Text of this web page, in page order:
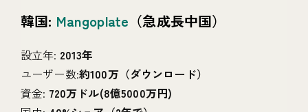
韓国: Mangoplate （急成長中国）
設立年: 2013年
ユーザー数:約100万（ダウンロード）
資金: 720万ドル(8億5000万円)